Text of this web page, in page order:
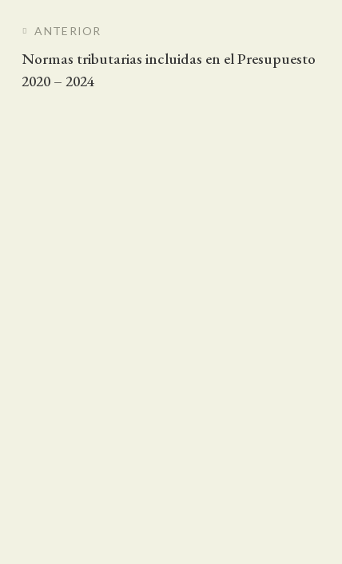
Navegación de entradas
ANTERIOR
Normas tributarias incluidas en el Presupuesto
2020 – 2024